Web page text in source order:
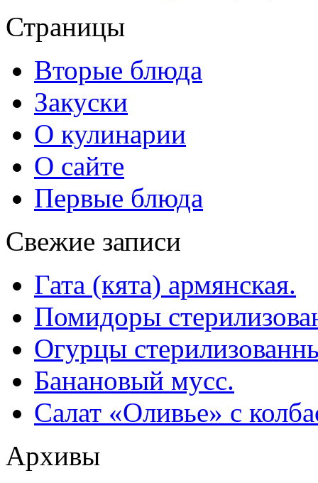
Страницы
Вторые блюда
Закуски
О кулинарии
О сайте
Первые блюда
Свежие записи
Гата (кята) армянская.
Помидоры
Огурцы
Банановый мусс.
Салат «Оливье» с
Архивы